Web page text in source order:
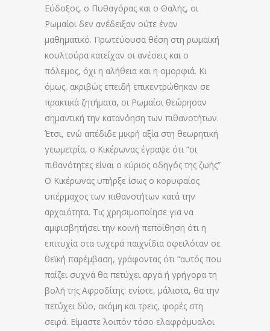
Εύδοξος, ο Πυθαγόρας και ο Θαλής, οι
Ρωμαίοι δεν ανέδειξαν ούτε έναν
μαθηματικό. Πρωτεύουσα θέση στη ρωμαϊκή
κουλτούρα κατείχαν οι ανέσεις και ο
πόλεμος, όχι η αλήθεια και η ομορφιά. Κι
όμως, ακριβώς επειδή επικεντρώθηκαν σε
πρακτικά ζητήματα, οι Ρωμαίοι θεώρησαν
σημαντική την κατανόηση των πιθανοτήτων.
Έτσι, ενώ απέδιδε μικρή αξία στη θεωρητική
γεωμετρία, ο Κικέρωνας έγραψε ότι “οι
πιθανότητες είναι ο κύριος οδηγός της ζωής”
Ο Κικέρωνας υπήρξε ίσως ο κορυφαίος
υπέρμαχος των πιθανοτήτων κατά την
αρχαιότητα. Τις χρησιμοποίησε για να
αμφισβητήσει την κοινή πεποίθηση ότι η
επιτυχία στα τυχερά παιχνίδια οφειλόταν σε
θεϊκή παρέμβαση, γράφοντας ότι “αυτός που
παίζει συχνά θα πετύχει αργά ή γρήγορα τη
βολή της Αφροδίτης: ενίοτε, μάλιστα, θα την
πετύχει δύο, ακόμη και τρεις, φορές στη
σειρά. Είμαστε λοιπόν τόσο ελαφρόμυαλοι